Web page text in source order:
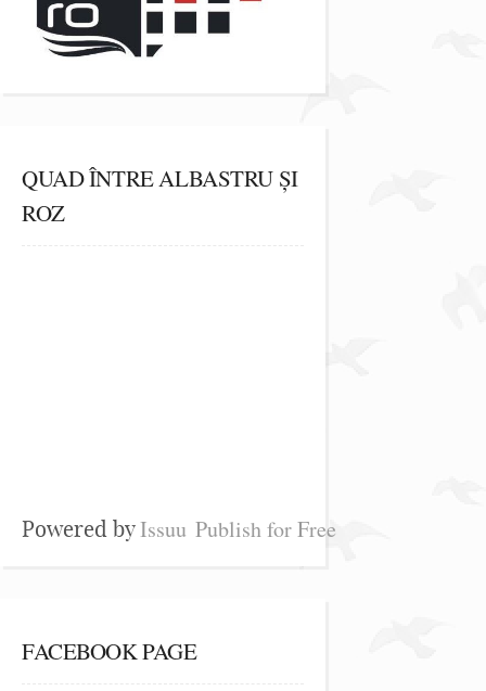
QUAD ÎNTRE ALBASTRU ȘI
ROZ
Powered byIssuu Publish for Free
FACEBOOK PAGE